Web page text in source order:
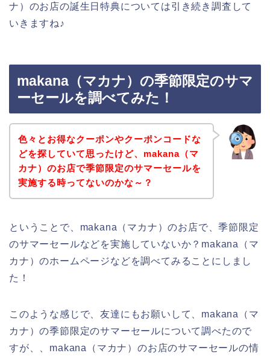
ナ）のお店の誕生日特典については引き続き調査して
いきますね♪
makana（マカナ）の季節限定のサマ
ーセールを調べてみた！
色々とお得なクーポンやクーポンコードな
どを探していて思ったけど、makana（マ
カナ）のお店で季節限定のサマーセールを
実施する時ってないのかな～？
ということで、makana（マカナ）のお店で、季節限定
のサマーセールなどを実施していないか？makana（マ
カナ）のホームページなどを調べてみることにしまし
た！
このような感じで、友達にもお願いして、makana（マ
カナ）の季節限定のサマーセールについて調べたので
すが、、makana（マカナ）のお店のサマーセールの情